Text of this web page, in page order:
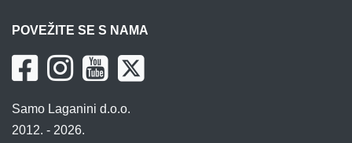
POVEŽITE SE S NAMA
Samo Laganini d.o.o.
2012. - 2026.